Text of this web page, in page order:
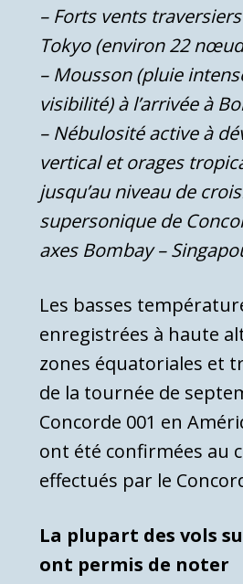
– Forts vents traversiers
Tokyo (environ 22
– Mousson (pluie
visibilité) à l’arrivée à
– Nébulosité active à
vertical et orages
jusqu’au niveau de
supersonique de
axes Bombay –
Les basses
enregistrées à haute
zones équatoriales et
de la tournée de
Concorde 001 en
ont été confirmées au
effectués par le
La plupart des vols
ont permis de noter